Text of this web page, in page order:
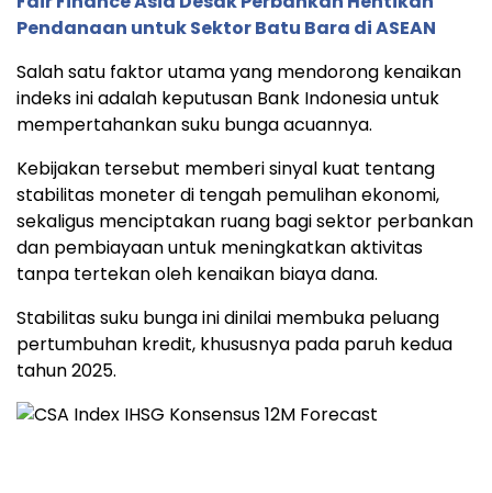
Pendanaan untuk Sektor Batu Bara di ASEAN
Salahsatu faktorutamayang mendorong kenaikan
indeksiniadalah keputusan Bank Indonesiauntuk
mempertahankansuku bungaacuannya.
Kebijakan tersebut memberisinyal kuat tentang
stabilitas moneterdi tengah pemulihanekonomi,
sekaligus menciptakan ruang bagisektor perbankan
dan pembiayaanuntuk meningkatkanaktivitas
tanpa tertekanoleh kenaikan biayadana.
Stabilitassuku bungainidinilai membuka peluang
pertumbuhan kredit, khususnya pada paruh kedua
tahun2025.